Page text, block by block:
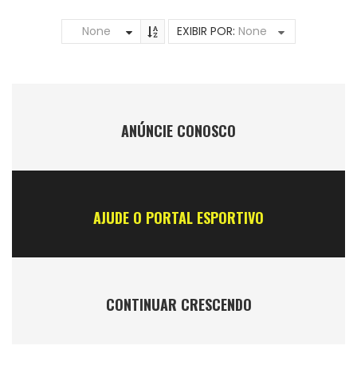
None EXIBIR POR: None
ANÚNCIE CONOSCO
AJUDE O PORTAL ESPORTIVO
CONTINUAR CRESCENDO